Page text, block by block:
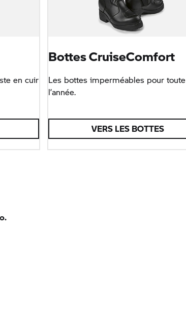
en cuir
Bottes CruiseComfort
Les bottes imperméables pour toute
l’année.
VERS LES BOTTES